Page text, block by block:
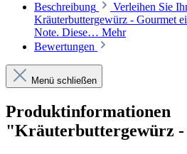
Beschreibung
Verleihen Sie
Kräuterbuttergewürz - Gourmet
Note. Diese… Mehr
Bewertungen
Menü schließen
Produktinformationen
"Kräuterbuttergewürz -